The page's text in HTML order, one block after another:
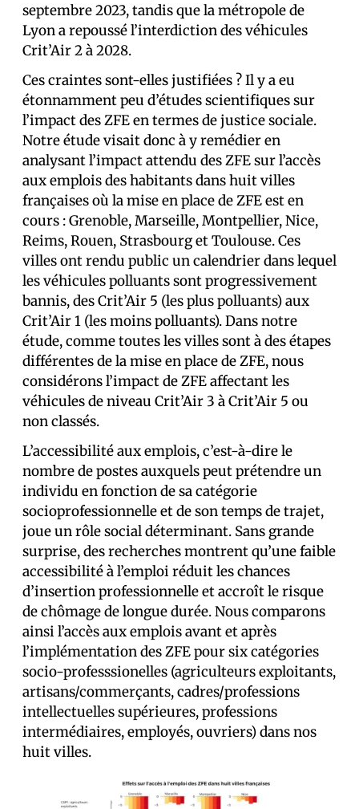
septembre 2023, tandis que la métropole de
Lyon a repoussé l’interdiction des véhicules
Crit’Air 2 à 2028.
Ces craintes sont-elles justifiées ? Il y a eu
étonnamment peu d’études scientifiques sur
l’impact des ZFE en termes de justice sociale.
Notre étude visait donc à y remédier en
analysant l’impact attendu des ZFE sur l’accès
aux emplois des habitants dans huit villes
françaises où la mise en place de ZFE est en
cours : Grenoble, Marseille, Montpellier, Nice,
Reims, Rouen, Strasbourg et Toulouse. Ces
villes ont rendu public un calendrier dans lequel
les véhicules polluants sont progressivement
bannis, des Crit’Air 5 (les plus polluants) aux
Crit’Air 1 (les moins polluants). Dans notre
étude, comme toutes les villes sont à des étapes
différentes de la mise en place de ZFE, nous
considérons l’impact de ZFE affectant les
véhicules de niveau Crit’Air 3 à Crit’Air 5 ou
non classés.
L’accessibilité aux emplois, c’est-à-dire le
nombre de postes auxquels peut prétendre un
individu en fonction de sa catégorie
socioprofessionnelle et de son temps de trajet,
joue un rôle social déterminant. Sans grande
surprise, des recherches montrent qu’une faible
accessibilité à l’emploi réduit les chances
d’insertion professionnelle et accroît le risque
de chômage de longue durée. Nous comparons
ainsi l’accès aux emplois avant et après
l’implémentation des ZFE pour six catégories
socio-professsionelles (agriculteurs exploitants,
artisans/commerçants, cadres/professions
intellectuelles supérieures, professions
intermédiaires, employés, ouvriers) dans nos
huit villes.